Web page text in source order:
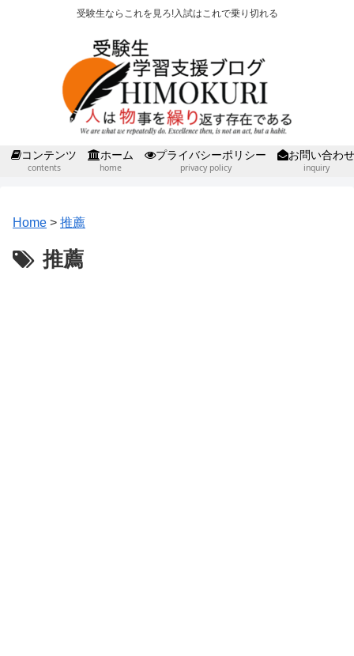
受験生ならこれを見ろ!入試はこれで乗り切れる
コンテンツ
contents
ホーム
home
プライバシーポリシー
privacy policy
お問い合わせ
inquiry
Home > 推薦
推薦